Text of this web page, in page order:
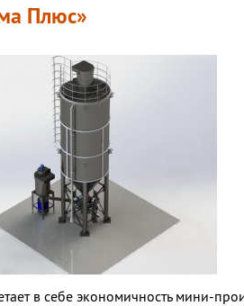
Плюс»
в себе экономичность мини-